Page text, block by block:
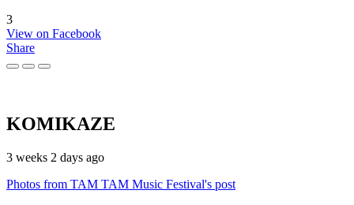
3
View on Facebook
Share
KOMIKAZE
3 weeks 2 days ago
Photos from TAM TAM Music Festival's post